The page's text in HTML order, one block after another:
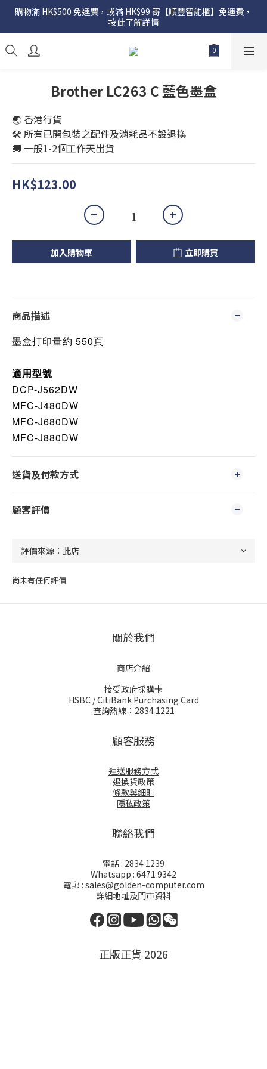
購物滿 HK$500 免運費，或滿 HK$99 寄【順豐智能櫃】免運費，
按此了解詳情
Brother LC263 C 藍色墨盒
🌏 香港行貨
🛠️ 所有已開包裝之配件及消耗品不設退換
🚚 一般1-2個工作天出貨
HK$123.00
加入購物車 立即購買
商品描述
墨盒打印量約 550頁
適用型號
DCP-J562DW
MFC-J480DW
MFC-J680DW
MFC-J880DW
送貨及付款方式
顧客評價
尚未有任何評價
關於我們
商店介紹
接受政府採購卡
HSBC / CitiBank Purchasing Card
查詢熱線：2834 1221
顧客服務
運送服務方式
退換貨政策
條款與細則
隱私政策
聯絡我們
電話 : 2834 1239
Whatsapp : 6471 9342
電郵 : sales@golden-computer.com
詳細地址及門市資料
正版正貨 2026